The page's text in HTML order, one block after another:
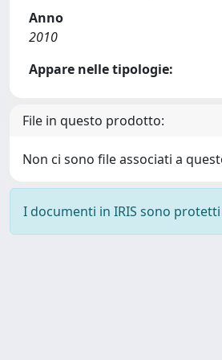
Anno
2010
Appare nelle tipologie:
File in questo prodotto:
Non ci sono file associati a
I documenti in IRIS sono